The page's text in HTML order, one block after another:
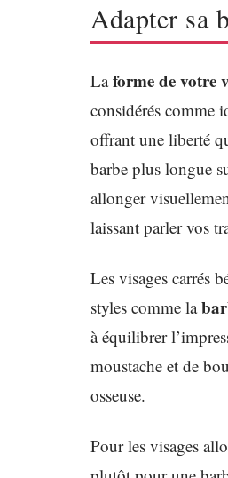
Adapter sa
Laforme de votre
considérés comme
offrant une liberté
barbe plus longue
allonger
laissant parler vos
Les visages carrés
styles comme la
à équilibrer
moustache et de
osseuse.
Pour les visages